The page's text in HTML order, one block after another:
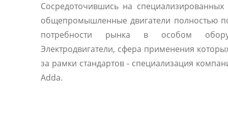
Сосредоточившись на специализированных
общепромышленные двигатели полностью
потребности рынка в особом
Электродвигатели, сфера применения
за рамки стандартов - специализация
Adda.